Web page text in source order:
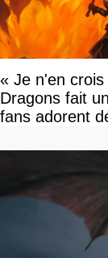
« Je n'en
Dragons fait
fans adorent